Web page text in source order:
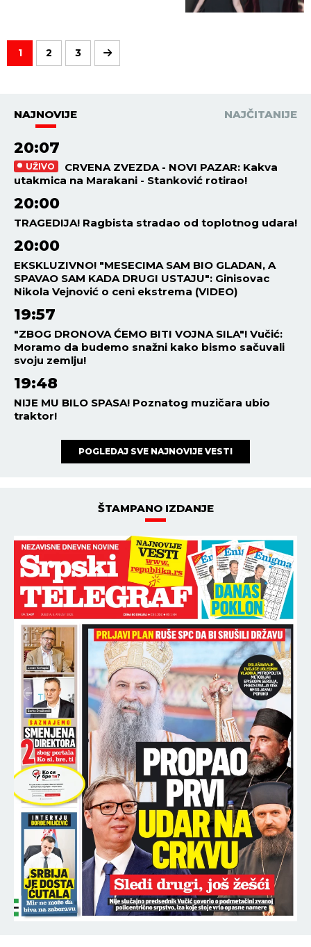
1 2 3
NAJNOVIJE NAJČITANIJE
20:07
UŽIVO
CRVENA ZVEZDA - NOVI PAZAR: Kakva
utakmica na Marakani - Stanković rotirao!
20:00
TRAGEDIJA! Ragbista stradao od toplotnog udara!
20:00
EKSKLUZIVNO! "MESECIMA SAM BIO GLADAN, A
SPAVAO SAM KADA DRUGI USTAJU": Ginisovac
Nikola Vejnović o ceni ekstrema (VIDEO)
19:57
"ZBOG DRONOVA ĆEMO BITI VOJNA SILA"! Vučić:
Moramo da budemo snažni kako bismo sačuvali
svoju zemlju!
19:48
NIJE MU BILO SPASA! Poznatog muzičara ubio
traktor!
POGLEDAJ SVE NAJNOVIJE VESTI
ŠTAMPANO IZDANJE